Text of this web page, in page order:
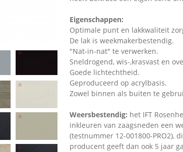
Eigenschappen:
Optimale punt en lakkwaliteit
De lak is weekmakerbestendig.
"Nat-in-nat" te verwerken.
Sneldrogend, wis-,krasvast en
Goede lichtechtheid.
Geproduceerd op acrylbasis.
Zowel binnen als buiten te
Weersbestendig: het IFT
inkleuren van zaagsneden een
(testnummer 12-001800-PRO2),
producent geeft dan ook 5 jaar